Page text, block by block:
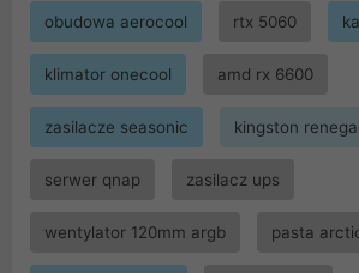
obudowa aerocool rtx 5060
klimator onecool amd rx 6600
zasilacze seasonic kingston
serwer qnap zasilacz ups
wentylator 120mm argb pasta